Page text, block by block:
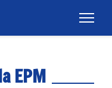
EPM